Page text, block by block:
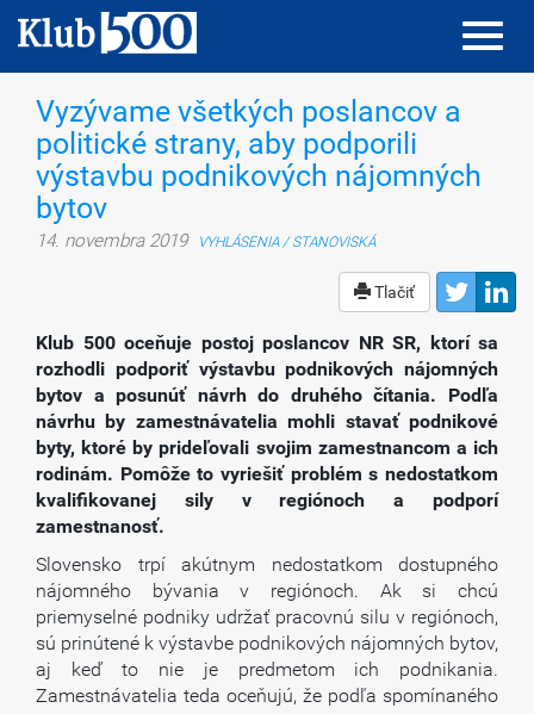
Vyzývame všetkých poslancov a
politické strany, aby podporili
výstavbu podnikových nájomných
bytov
14. novembra 2019 VYHLÁSENIA / STANOVISKÁ
Tlačiť
Klub 500 oceňuje postoj poslancov NR SR, ktorí sa
rozhodli podporiť výstavbu podnikových nájomných
bytov a posunúť návrh do druhého čítania. Podľa
návrhu by zamestnávatelia mohli stavať podnikové
byty, ktoré by prideľovali svojim zamestnancom a ich
rodinám. Pomôže to vyriešiť problém s nedostatkom
kvalifikovanej sily v regiónoch a podporí
zamestnanosť.
Slovensko trpí akútnym nedostatkom dostupného
nájomného bývania v regiónoch. Ak si chcú
priemyselné podniky udržať pracovnú silu v regiónoch,
sú prinútené k výstavbe podnikových nájomných bytov,
aj keď to nie je predmetom ich podnikania.
Zamestnávatelia teda oceňujú, že podľa spomínaného